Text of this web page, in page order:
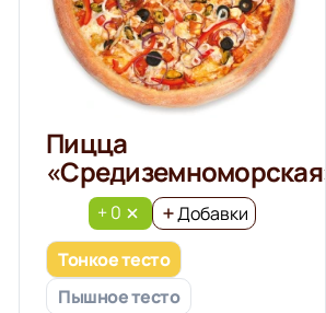
Пицца
«Средиземноморская»
+ 0
Добавки
Тонкое тесто
Пышное тесто